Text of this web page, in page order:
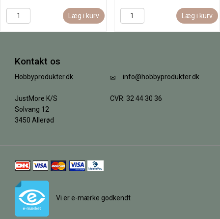
Læg i kurv Læg i kurv
Kontakt os
Hobbyprodukter.dk
JustMore K/S
Solvang 12
3450 Allerød
info@hobbyprodukter.dk
CVR: 32 44 30 36
Vi er e-mærke godkendt